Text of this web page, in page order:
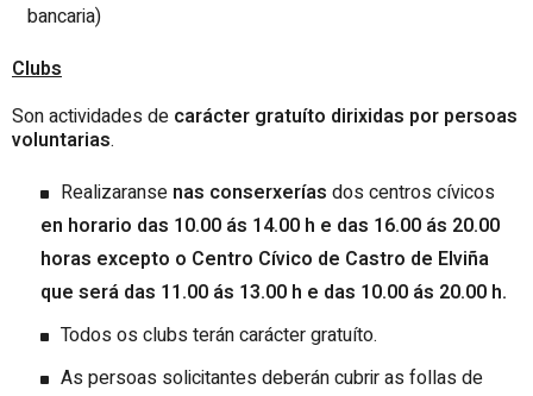
bancaria)
Clubs
Son actividades de carácter gratuíto dirixidas por persoas
voluntarias.
Realizaranse nas conserxerías dos centros cívicos
en horario das 10.00 ás 14.00 h e das 16.00 ás 20.00
horas excepto o Centro Cívico de Castro de Elviña
que será das 11.00 ás 13.00 h e das 10.00 ás 20.00 h.
Todos os clubs terán carácter gratuíto.
As persoas solicitantes deberán cubrir as follas de